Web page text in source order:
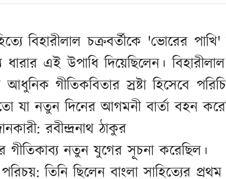
বিহারীলাল চক্রবর্তীকে 'ভোরের
ধারার এই উপাধি দিয়েছিলেন।
আধুনিক গীতিকবিতার স্রষ্টা হিসেবে
যা নতুন দিনের আগমনী বার্তা বহন
রবীন্দ্রনাথ ঠাকুর
গীতিকাব্য নতুন যুগের সূচনা করেছিল।
তিনি ছিলেন বাংলা সাহিত্যের